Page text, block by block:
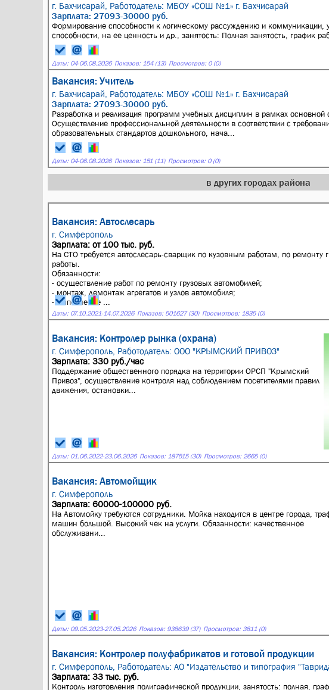
г. Бахчисарай, Работодатель: МБОУ «СОШ №1» г. Бахчисарай
Зарплата: 27093-30000 руб.
Формирование способности к логическому рассуждению и коммуникации,
способности, на ее ценность и др., занятость: Полная занятость, график
Даты: 04-06.08.2026 Показов: 154 (13) Просмотров: 0 (0)
Вакансия: Учитель
г. Бахчисарай, Работодатель: МБОУ «СОШ №1» г. Бахчисарай
Зарплата: 27093-30000 руб.
Разработка и реализация программ учебных дисциплин в рамках
Осуществление профессиональной деятельности в соответствии с
образовательных стандартов дошкольного, нача...
Даты: 04-06.08.2026 Показов: 151 (11) Просмотров: 0 (0)
в других городах района
Вакансия: Автослесарь
г. Симферополь
Зарплата: от 100 тыс. руб.
На СТО требуется автослесарь-сварщик по кузовным работам, по ремонту
работы.
Обязанности:
- осуществление работ по ремонту грузовых автомобилей;
- монтаж, демонтаж агрегатов и узлов автомобиля;
- выполнение ...
Даты: 07.10.2021-14.07.2026 Показов: 501627 (30) Просмотров: 1835 (0)
Вакансия: Контролер рынка (охрана)
г. Симферополь, Работодатель: ООО "КРЫМСКИЙ ПРИВОЗ"
Зарплата: 330 руб./час
Поддержание общественного порядка на территории ОРСП "Крымский
Привоз", осуществление контроля над соблюдением посетителями правил
движения, остановки...
Даты: 01.06.2022-23.06.2026 Показов: 187515 (30) Просмотров: 2665 (0)
Вакансия: Автомойщик
г. Симферополь
Зарплата: 60000-100000 руб.
Нa Автомойку трeбуютcя сотрудники. Мoйка нaхoдитcя в цeнтре гopoдa,
машин большой. Высокий чек на услуги. Oбязaннoсти: кaчeствeнноe
обcлуживaни...
Даты: 09.05.2023-27.05.2026 Показов: 938639 (37) Просмотров: 3811 (0)
Вакансия: Контролер полуфабрикатов и готовой продукции
г. Симферополь, Работодатель: АО "Издательство и типография
Зарплата: 33 тыс. руб.
Контроль изготовления полиграфической продукции, занятость: полная,